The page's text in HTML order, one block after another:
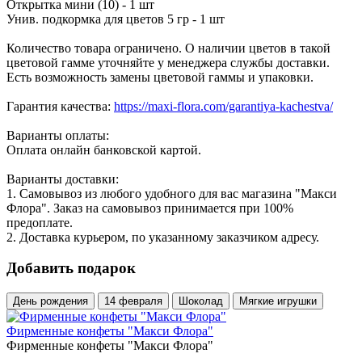
Открытка мини (10) - 1 шт
Унив. подкормка для цветов 5 гр - 1 шт
Количество товара ограничено. О наличии цветов в такой
цветовой гамме уточняйте у менеджера службы доставки.
Есть возможность замены цветовой гаммы и упаковки.
Гарантия качества: https://maxi-flora.com/garantiya-kachestva/
Варианты оплаты:
Оплата онлайн банковской картой.
Варианты доставки:
1. Самовывоз из любого удобного для вас магазина "Макси
Флора". Заказ на самовывоз принимается при 100%
предоплате.
2. Доставка курьером, по указанному заказчиком адресу.
Добавить подарок
День рождения 14 февраля Шоколад Мягкие игрушки
Фирменные конфеты "Макси Флора"
Фирменные конфеты "Макси Флора"